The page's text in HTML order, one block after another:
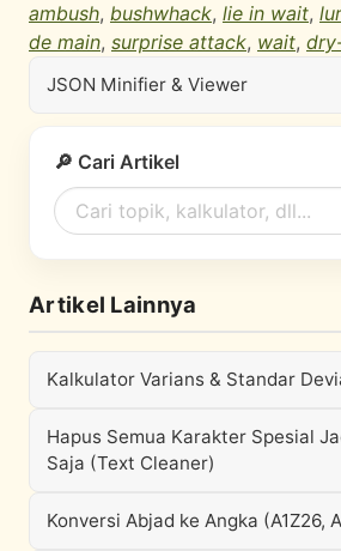
ambush, bushwhack, lie in wait,
de main, surprise attack, wait,
JSON Minifier & Viewer
🔎 Cari Artikel
Artikel Lainnya
Kalkulator Varians & Standar
Hapus Semua Karakter Spesial
Saja (Text Cleaner)
Konversi Abjad ke Angka (A1Z26,